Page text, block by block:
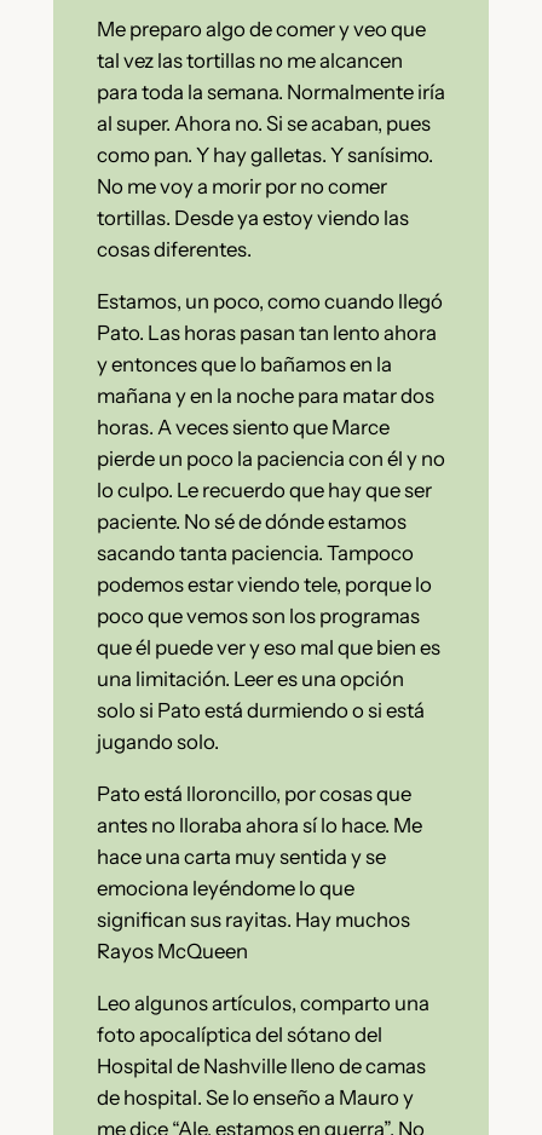
Me preparo algo de comer y veo que
tal vez las tortillas no me alcancen
para toda la semana. Normalmente iría
al super. Ahora no. Si se acaban, pues
como pan. Y hay galletas. Y sanísimo.
No me voy a morir por no comer
tortillas. Desde ya estoy viendo las
cosas diferentes.
Estamos, un poco, como cuando llegó
Pato. Las horas pasan tan lento ahora
y entonces que lo bañamos en la
mañana y en la noche para matar dos
horas. A veces siento que Marce
pierde un poco la paciencia con él y no
lo culpo. Le recuerdo que hay que ser
paciente. No sé de dónde estamos
sacando tanta paciencia. Tampoco
podemos estar viendo tele, porque lo
poco que vemos son los programas
que él puede ver y eso mal que bien es
una limitación. Leer es una opción
solo si Pato está durmiendo o si está
jugando solo.
Pato está lloroncillo, por cosas que
antes no lloraba ahora sí lo hace. Me
hace una carta muy sentida y se
emociona leyéndome lo que
significan sus rayitas. Hay muchos
Rayos McQueen
Leo algunos artículos, comparto una
foto apocalíptica del sótano del
Hospital de Nashville lleno de camas
de hospital. Se lo enseño a Mauro y
me dice “Ale, estamos en guerra”. No